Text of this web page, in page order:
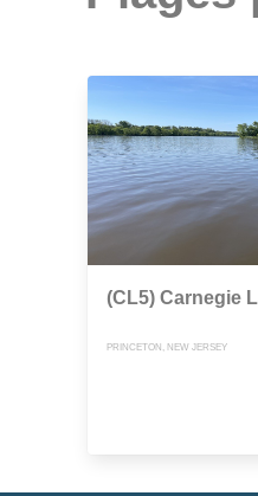
(CL5) Carnegie
PRINCETON, NEW JERSEY